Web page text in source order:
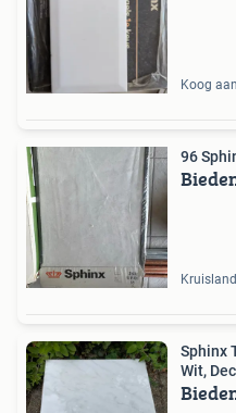
Koog
96
Kruisland
Sphinx
Wit,